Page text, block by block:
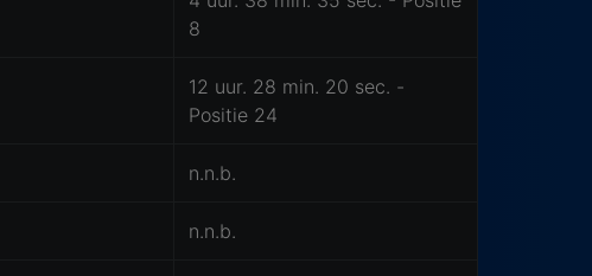
8
12 uur. 28 min. 20 sec. -
Positie 24
n.n.b.
n.n.b.